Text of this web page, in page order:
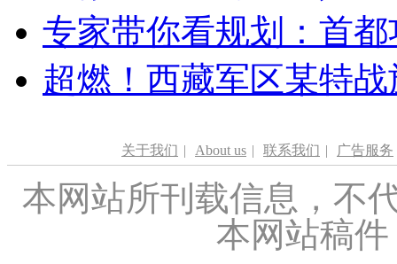
专家带你看规划：首
超燃！西藏军区某特
关于我们 | About us | 联系我们 | 广告服务
本网站所刊载信息，不
本网站稿